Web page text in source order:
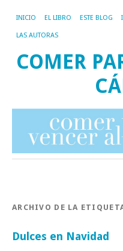
INICIO EL LIBRO ESTE BLOG
LAS AUTORAS
COMER
ARCHIVO DE LA
Dulces en Navidad